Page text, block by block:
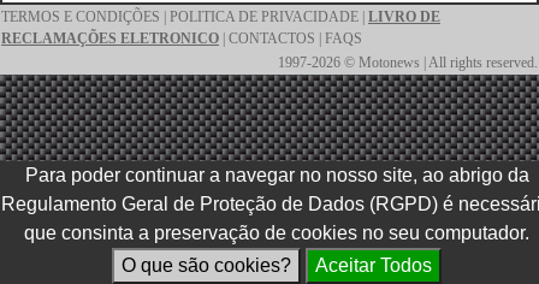
TERMOS E CONDIÇÕES POLITICA DE PRIVACIDADE LIVRO DE
RECLAMAÇÕES ELETRONICO CONTACTOS
FAQS
1997-2026 © Motonews | All rights reserved.
Para poder continuar a navegar no nosso site, ao abrigo da
Regulamento Geral de Proteção de Dados (RGPD) é
que consinta a preservação de cookies no seu computador.
O que são cookies?
Aceitar Todos